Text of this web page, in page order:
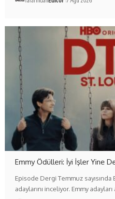
Emmy Ödülleri: İyi İşler Yine
Episode Dergi Temmuz sayısında
adaylarını inceliyor. Emmy